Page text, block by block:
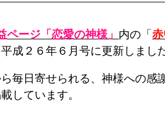
ページ「恋愛の神様」 内の「
平成２６年６月号に更新しまし
毎日寄せられる、神様への感
しています。